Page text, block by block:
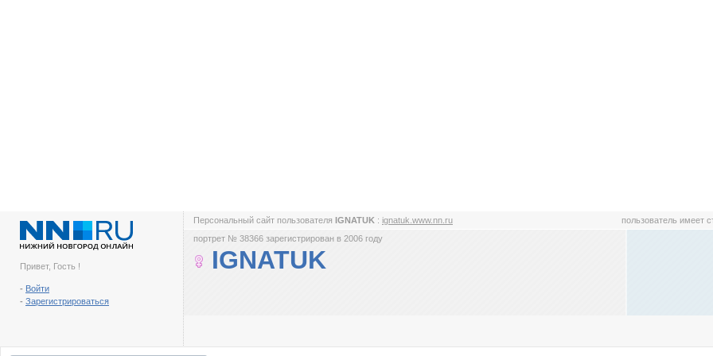
Привет, Гость !
- Войти
- Зарегистрироваться
Персональный сайт пользователя IGNATUK : ignatuk.www.nn.ru пользователь имеет
портрет № 38366 зарегистрирован в 2006 году
IGNATUK